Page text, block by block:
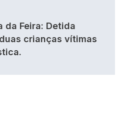
da Feira: Detida
crianças vítimas